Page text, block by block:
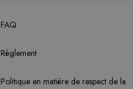
FAQ
Règlement
Politique en matière de respect de la